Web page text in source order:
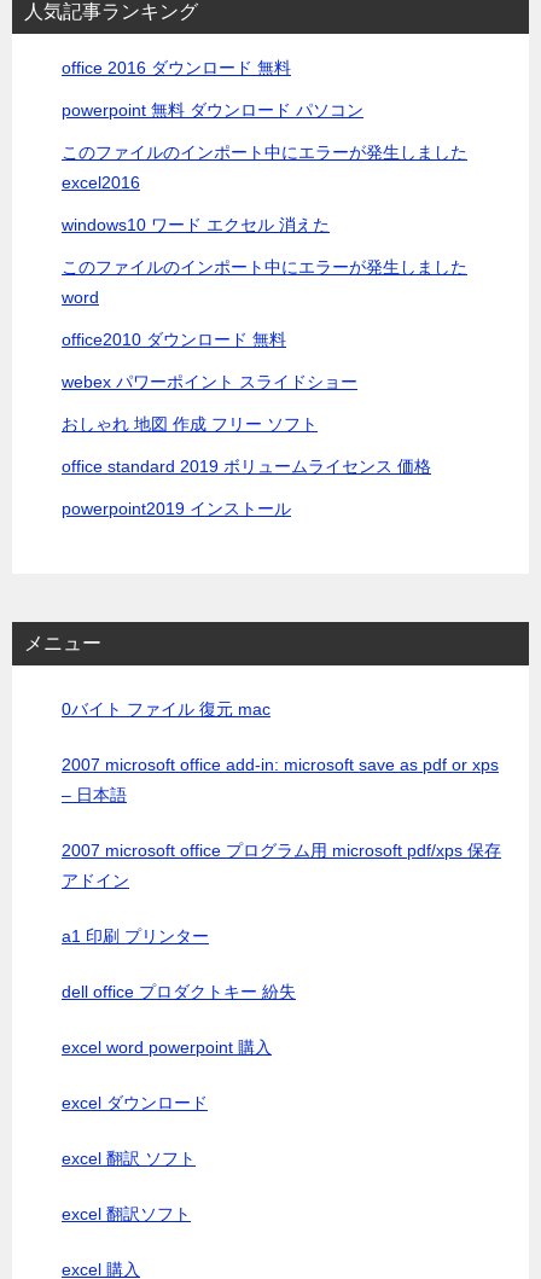
シ人気記事ランキング
office 2016 ダウンロード 無料
powerpoint 無料 ダウンロード パソコン
このファイルのインポート中にエラーが発生しました
excel2016
windows10 ワード エクセル 消えた
このファイルのインポート中にエラーが発生しました
word
office2010 ダウンロード 無料
webex パワーポイント スライドショー
おしゃれ 地図 作成 フリー ソフト
office standard 2019 ボリュームライセンス 価格
powerpoint2019 インストール
メニュー
0バイト ファイル 復元 mac
2007 microsoft office add-in: microsoft save as pdf or xps
– 日本語
2007 microsoft office プログラム用 microsoft pdf/xps 保存
アドイン
a1 印刷 プリンター
dell office プロダクトキー 紛失
excel word powerpoint 購入
excel ダウンロード
excel 翻訳 ソフト
excel 翻訳ソフト
excel 購入